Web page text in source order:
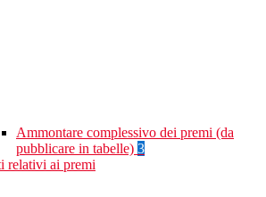
Ammontare complessivo dei premi (da
pubblicare in tabelle) 3
relativi ai premi